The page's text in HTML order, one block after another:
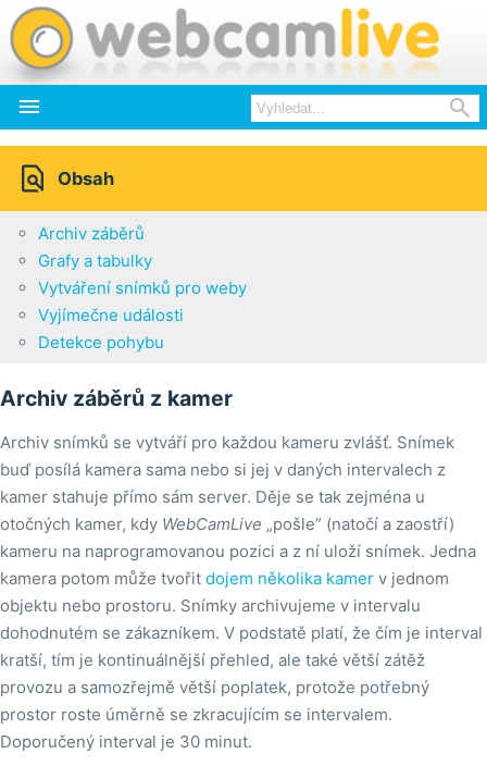
 
 Obsah
Archiv záběrů
Grafy a tabulky
Vytváření snímků pro weby
Vyjímečne události
Detekce pohybu
Archiv záběrů z kamer
Archiv snímků se vytváří pro každou kameru zvlášť. Snímek
buď posílá kamera sama nebo si jej v daných intervalech z
kamer stahuje přímo sám server. Děje se tak zejména u
otočných kamer, kdy WebCamLive „pošle” (natočí a zaostří)
kameru na naprogramovanou pozici a z ní uloží snímek. Jedna
kamera potom může tvořit dojem několika kamer v jednom
objektu nebo prostoru. Snímky archivujeme v intervalu
dohodnutém se zákazníkem. V podstatě platí, že čím je interval
kratší, tím je kontinuálnější přehled, ale také větší zátěž
provozu a samozřejmě větší poplatek, protože potřebný
prostor roste úměrně se zkracujícím se intervalem.
Doporučený interval je 30 minut.